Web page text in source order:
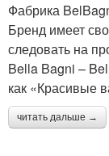
Фабрика
Бренд имеет
следовать на
Bella Bagni –
как «Красивые
читать дальше →